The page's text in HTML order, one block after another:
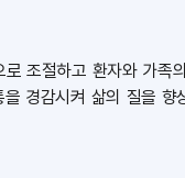
조절하고 환자와 가
경감시켜 삶의 질을